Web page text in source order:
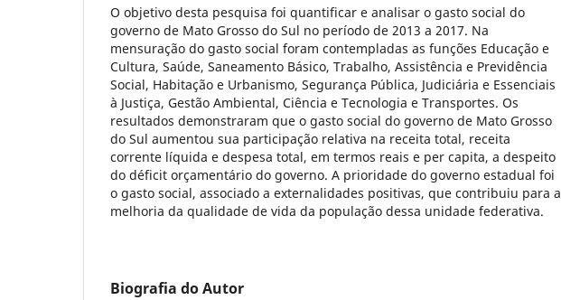
O objetivo desta pesquisa foi quantificar e analisar o gasto social do
governo de Mato Grosso do Sul no período de 2013 a 2017. Na
mensuração do gasto social foram contempladas as funções Educação e
Cultura, Saúde, Saneamento Básico, Trabalho, Assistência e Previdência
Social, Habitação e Urbanismo, Segurança Pública, Judiciária e Essenciais
à Justiça, Gestão Ambiental, Ciência e Tecnologia e Transportes. Os
resultados demonstraram que o gasto social do governo de Mato Grosso
do Sul aumentou sua participação relativa na receita total, receita
corrente líquida e despesa total, em termos reais e per capita, a despeito
do déficit orçamentário do governo. A prioridade do governo estadual foi
o gasto social, associado a externalidades positivas, que contribuiu para a
melhoria da qualidade de vida da população dessa unidade federativa.
Biografia do Autor